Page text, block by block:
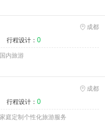
成都
行程设计： 0
内旅游
成都
行程设计： 0
庭定制个性化旅游服务